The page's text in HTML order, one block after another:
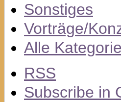
Sonstiges
Vorträge/
Alle
RSS
Subscribe in